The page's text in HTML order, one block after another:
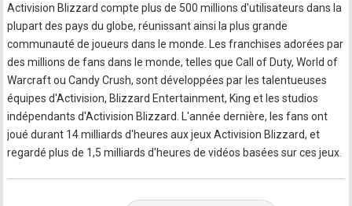
Activision Blizzard compte plus de 500 millions d'utilisateurs dans la
plupart des pays du globe, réunissant ainsi la plus grande
communauté de joueurs dans le monde. Les franchises adorées par
des millions de fans dans le monde, telles que Call of Duty, World of
Warcraft ou Candy Crush, sont développées par les talentueuses
équipes d'Activision, Blizzard Entertainment, King et les studios
indépendants d'Activision Blizzard. L'année dernière, les fans ont
joué durant 14 milliards d'heures aux jeux Activision Blizzard, et
regardé plus de 1,5 milliards d'heures de vidéos basées sur ces jeux.